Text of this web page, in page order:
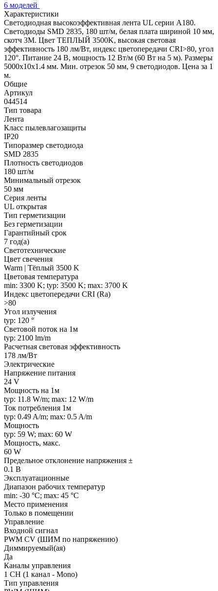
6 моделей
Характеристики
Светодиодная высокоэффективная лента UL серии A180.
Светодиоды SMD 2835, 180 шт/м, белая плата шириной 10 мм,
скотч 3M. Цвет ТЕПЛЫЙ 3500K, высокая световая
эффективность 180 лм/Вт, индекс цветопередачи CRI>80, угол
120°. Питание 24 В, мощность 12 Вт/м (60 Вт на 5 м). Размеры
5000x10x1.4 мм. Мин. отрезок 50 мм, 9 светодиодов. Цена за 1
м.
Общие
Артикул
044514
Тип товара
Лента
Класс пылевлагозащиты
IP20
Типоразмер светодиода
SMD 2835
Плотность светодиодов
180 шт/м
Минимальный отрезок
50 мм
Серия ленты
UL открытая
Тип герметизации
Без герметизации
Гарантийный срок
7 год(а)
Светотехнические
Цвет свечения
Warm | Тёплый 3500 K
Цветовая температура
min: 3300 K; typ: 3500 K; max: 3700 K
Индекс цветопередачи CRI (Ra)
>80
Угол излучения
typ: 120 °
Световой поток на 1м
typ: 2100 lm/m
Расчетная световая эффективность
178 лм/Вт
Электрические
Напряжение питания
24 V
Мощность на 1м
typ: 11.8 W/m; max: 12 W/m
Ток потребления 1м
typ: 0.49 A/m; max: 0.5 A/m
Мощность
typ: 59 W; max: 60 W
Мощность, макс.
60 W
Предельное отклонение напряжения ±
0.1 В
Эксплуатационные
Диапазон рабочих температур
min: -30 °C; max: 45 °C
Место применения
Только в помещении
Управление
Входной сигнал
PWM СV (ШИМ по напряжению)
Диммируемый(ая)
Да
Каналы управления
1 CH (1 канал - Mono)
Тип управления